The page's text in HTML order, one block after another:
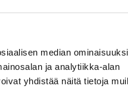
median
ja analytiikka-alan
yhdistää näitä tietoja
Materiaali